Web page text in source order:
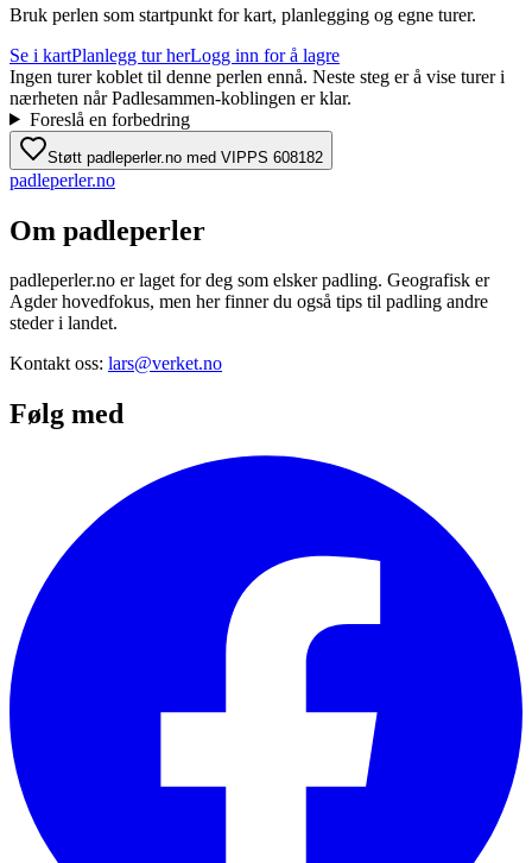
Bruk perlen som startpunkt for kart, planlegging og egne turer.
Se i kartPlanlegg tur herLogg inn for å lagre
Ingen turer koblet til denne perlen ennå. Neste steg er å vise turer i
nærheten når Padlesammen-koblingen er klar.
Foreslå en forbedring
Støtt padleperler.no med VIPPS 608182
padleperler.no
Om padleperler
padleperler.no er laget for deg som elsker padling. Geografisk er
Agder hovedfokus, men her finner du også tips til padling andre
steder i landet.
Kontakt oss: lars@verket.no
Følg med